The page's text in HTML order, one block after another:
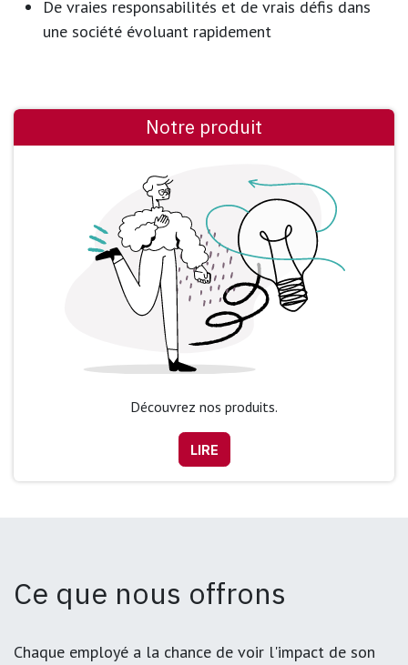
De vraies responsabilités et de vrais défis dans
une société évoluant rapidement
Notre produit
Découvrez nos produits.
LIRE
Ce que nous offrons
Chaque employé a la chance de voir l'impact de son